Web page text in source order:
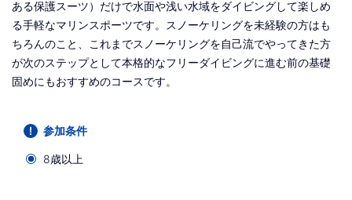
ある保護スーツ）だけで水面や浅い水域をダイビングして楽しめ
る手軽なマリンスポーツです。スノーケリングを未経験の方はも
ちろんのこと、これまでスノーケリングを自己流でやってきた方
が次のステップとして本格的なフリーダイビングに進む前の基礎
固めにもおすすめのコースです。
参加条件
8歳以上